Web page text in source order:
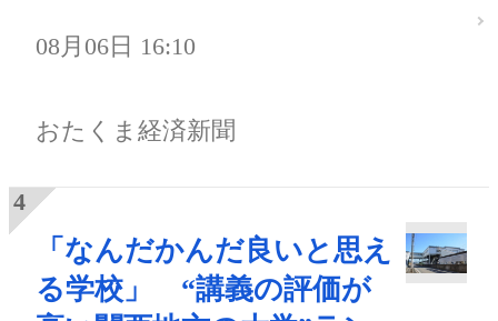
08月06日 16:10
おたくま経済新聞
「なんだかんだ良いと思え
る学校」 “講義の評価が